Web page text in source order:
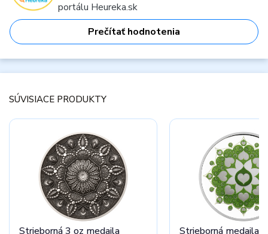
portálu Heureka.sk
Prečítať hodnotenia
SÚVISIACE PRODUKTY
Strieborná 3 oz medaila
Strieborná medaila